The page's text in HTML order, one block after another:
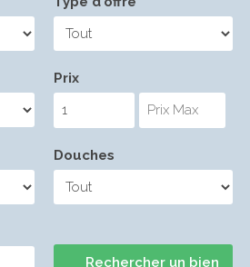
Prix
Douches